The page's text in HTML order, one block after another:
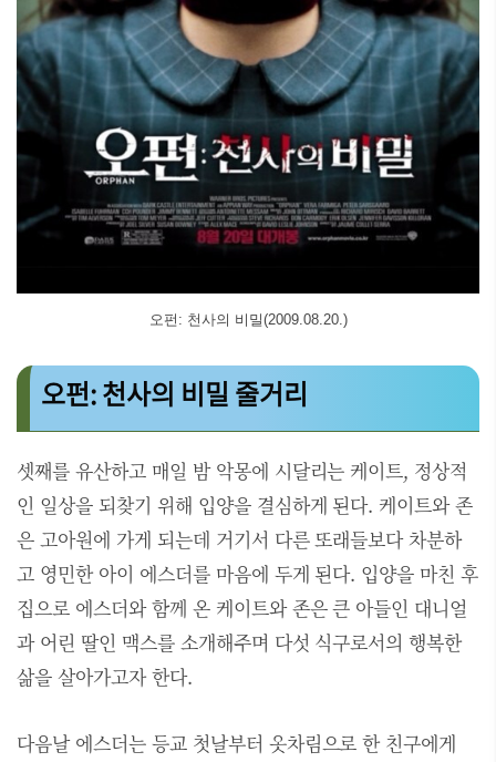
오펀: 천사의 비밀(2009.08.20.)
오펀: 천사의 비밀 줄거리
셋째를 유산하고 매일 밤 악몽에 시달리는 케이트, 정상적
인 일상을 되찾기 위해 입양을 결심하게 된다. 케이트와 존
은 고아원에 가게 되는데 거기서 다른 또래들보다 차분하
고 영민한 아이 에스더를 마음에 두게 된다. 입양을 마친 후
집으로 에스더와 함께 온 케이트와 존은 큰 아들인 대니얼
과 어린 딸인 맥스를 소개해주며 다섯 식구로서의 행복한
삶을 살아가고자 한다.
다음날 에스더는 등교 첫날부터 옷차림으로 한 친구에게